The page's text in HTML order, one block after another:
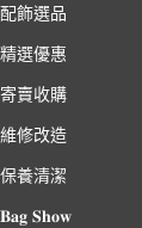
配飾選品
精選優惠
寄賣收購
維修改造
保養清潔
𝐁𝐚𝐠 𝐒𝐡𝐨𝐰